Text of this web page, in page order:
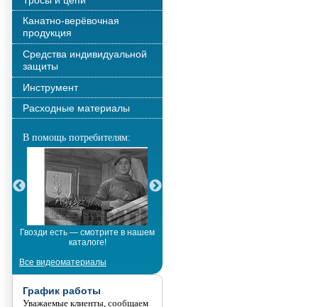
Канатно-верёвочная
продукция
Средства индивидуальной
защиты
Инструмент
Расходные материалы
В помощь потребителям:
Гвозди есть — смотрите в нашем
каталоге!
Все видеоматериалы
График работы
Уважаемые клиенты, сообщаем